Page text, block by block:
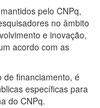
pelo CNPq,
no âmbito
e inovação,
acordo com as
de financiamento, é
específicas para
do CNPq.